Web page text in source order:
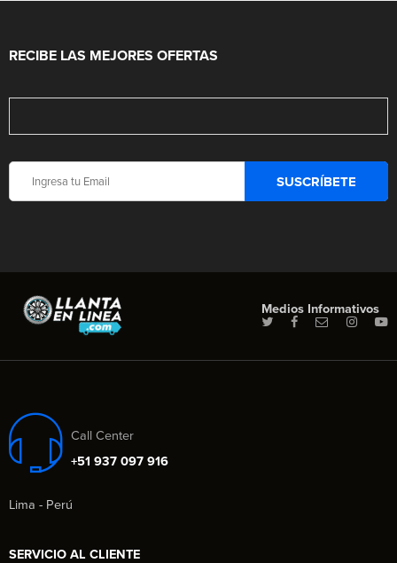
RECIBE LAS MEJORES OFERTAS
Medios Informativos
Call Center
+51 937 097 916
Lima - Perú
SERVICIO AL CLIENTE